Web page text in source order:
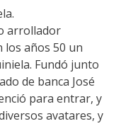
arrollador
los años 50 un
Fundó junto
de banca José
para entrar, y
avatares, y